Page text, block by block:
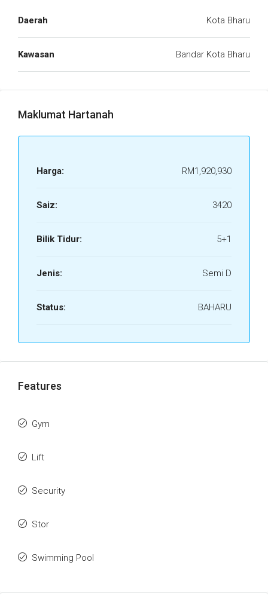
Daerah Kota Bharu
Kawasan Bandar Kota Bharu
Maklumat Hartanah
Harga: RM1,920,930
Saiz: 3420
Bilik Tidur: 5+1
Jenis: Semi D
Status: BAHARU
Features
Gym
Lift
Security
Stor
Swimming Pool